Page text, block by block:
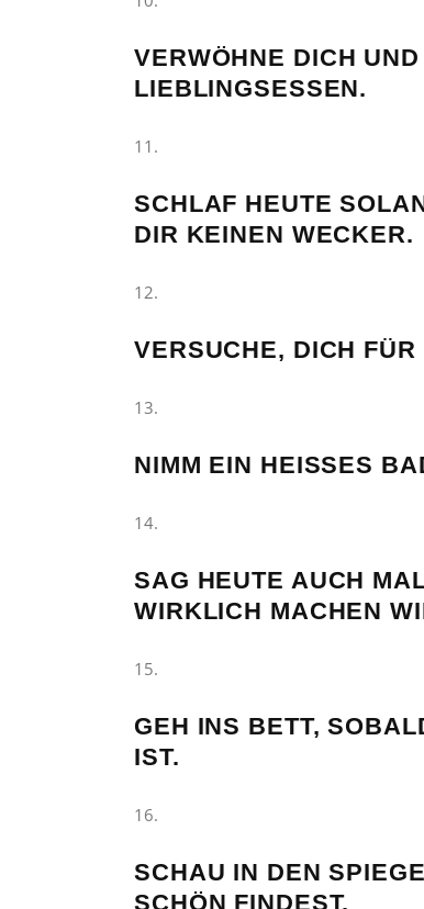
VERWÖHNE DICH
LIEBLINGSESSEN.
SCHLAF HEUTE
DIR KEINEN WECKER.
VERSUCHE, DICH
NIMM EIN HEISSES
SAG HEUTE AUCH
WIRKLICH MACHEN
GEH INS BETT,
IST.
SCHAU IN DEN
SCHÖN FINDEST.